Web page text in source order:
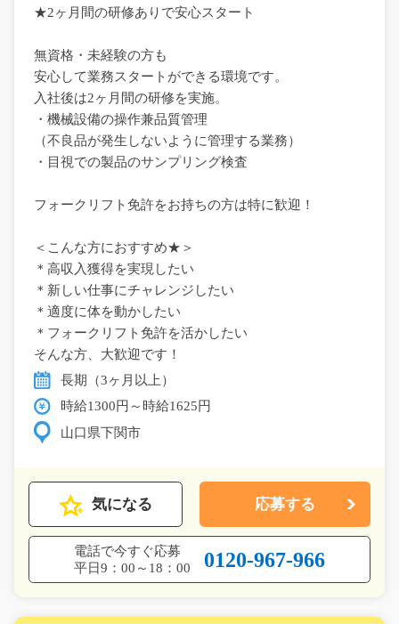
★2ヶ月間の研修ありで安心スタート
無資格・未経験の方も
安心して業務スタートができる環境です。
入社後は2ヶ月間の研修を実施。
・機械設備の操作兼品質管理
（不良品が発生しないように管理する業務）
・目視での製品のサンプリング検査
フォークリフト免許をお持ちの方は特に歓迎！
＜こんな方におすすめ★＞
＊高収入獲得を実現したい
＊新しい仕事にチャレンジしたい
＊適度に体を動かしたい
＊フォークリフト免許を活かしたい
そんな方、大歓迎です！
長期（3ヶ月以上）
時給1300円～時給1625円
山口県下関市
気になる 応募する
電話で今すぐ応募
平日9：00～18：00
0120-967-966